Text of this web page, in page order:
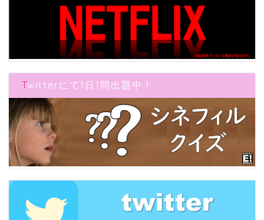
Twitterにて1日1問出題中！